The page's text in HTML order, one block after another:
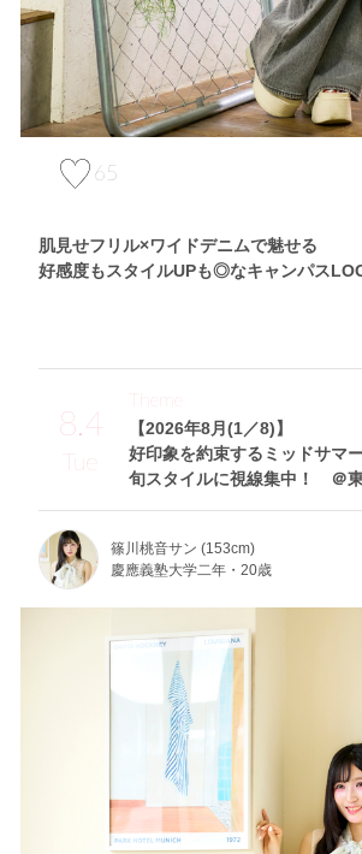
65
肌見せフリル×ワイドデニムで魅せる
好感度もスタイルUPも◎なキャンパス
8.4
Tue
【2026年8月(1／8)】
好印象を約束するミッドサマ
旬スタイルに視線集中！ ＠
Theme
篠川桃音サン (153cm)
慶應義塾大学二年・20歳